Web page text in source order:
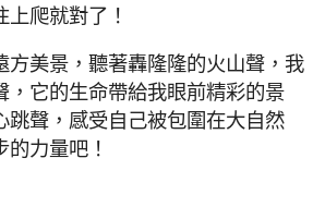
爬就對了！
方美景，聽著轟隆隆的火山聲，我
，它的生命帶給我眼前精彩的景
跳聲，感受自己被包圍在大自然
力量吧！